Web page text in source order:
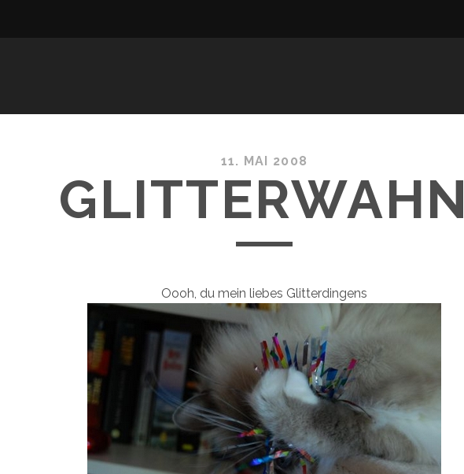
11. MAI 2008
GLITTERWAHN
Oooh, du mein liebes Glitterdingens